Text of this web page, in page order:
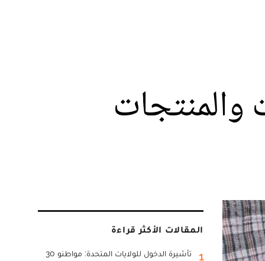
والمنتجات
المقالات الأكثر قراءة
1
تأشيرة الدخول للولايات المتحدة: مواطنو 30